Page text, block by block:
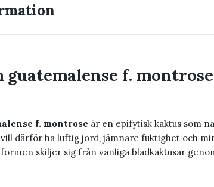
f. montrose
f. montrose är en epifytisk kaktus som
därför ha luftig jord, jämnare fuktighet och
skiljer sig från vanliga bladkaktusar